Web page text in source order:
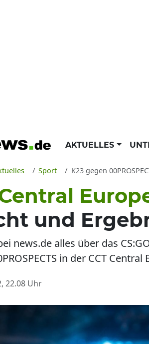
AKTUELLES
Sport K23 gegen
und
news.de alles über das
in der CCT Central
22.08 Uhr